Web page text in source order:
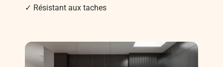
✓ Résistant aux taches